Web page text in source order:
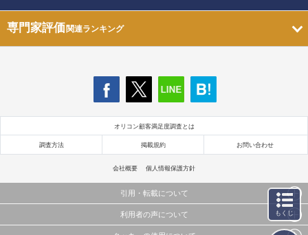
専門家評価関連ランキング
オリコン顧客満足度調査とは
調査方法 掲載規約 お問い合わせ
会社概要 個人情報保護方針
引用・転載について
当サイトで公開されている情報（文字、写真、イラスト、画像データ等）及びこれらの配置・
利用者の声について もくじ